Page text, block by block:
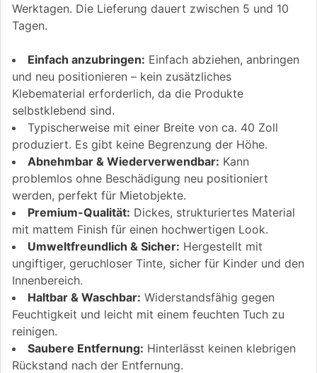
Werktagen. Die Lieferung dauert zwischen 5 und 10
Tagen.
Einfach anzubringen: Einfach abziehen, anbringen
und neu positionieren – kein zusätzliches
Klebematerial erforderlich, da die Produkte
selbstklebend sind.
Typischerweise mit einer Breite von ca. 40 Zoll
produziert. Es gibt keine Begrenzung der Höhe.
Abnehmbar & Wiederverwendbar: Kann
problemlos ohne Beschädigung neu positioniert
werden, perfekt für Mietobjekte.
Premium-Qualität: Dickes, strukturiertes Material
mit mattem Finish für einen hochwertigen Look.
Umweltfreundlich & Sicher: Hergestellt mit
ungiftiger, geruchloser Tinte, sicher für Kinder und den
Innenbereich.
Haltbar & Waschbar: Widerstandsfähig gegen
Feuchtigkeit und leicht mit einem feuchten Tuch zu
reinigen.
Saubere Entfernung: Hinterlässt keinen klebrigen
Rückstand nach der Entfernung.